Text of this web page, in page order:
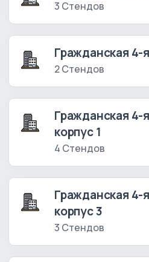
3 Стендов
Гражданская
2 Стендов
Гражданская
корпус 1
4 Стендов
Гражданская
корпус 3
3 Стендов